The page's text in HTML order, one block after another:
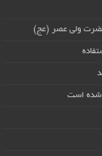
حضرت ولی عصر (عج)
شده است